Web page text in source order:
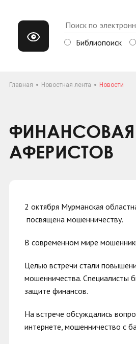
Библиопоиск
Главная Новостная лента Новости
ФИНАНСОВАЯ
АФЕРИСТОВ
2 октября Мурманская
посвящена мошенничеству.
В современном мире
Целью встречи стали
мошенничества. Специалисты
защите финансов.
На встрече обсуждались
интернете, мошенничество с